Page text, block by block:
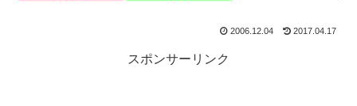
2006.12.04 2017.04.17
スポンサーリンク